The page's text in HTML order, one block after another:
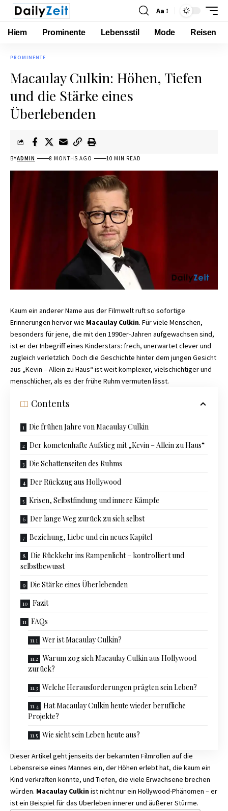
Aa
Hiem Prominente Lebensstil Mode Reisen
PROMINENTE
Macaulay Culkin: Höhen, Tiefen
und die Stärke eines
Überlebenden
BYADMIN 8 MONTHS AGO 10 MIN READ
Kaum ein anderer Name aus der Filmwelt ruft so sofortige
Erinnerungen hervor wie Macaulay Culkin. Für viele Menschen,
besonders für jene, die mit den 1990er-Jahren aufgewachsen sind,
ist er der Inbegriff eines Kinderstars: frech, unerwartet clever und
zugleich verletzlich. Doch die Geschichte hinter dem jungen Gesicht
aus „Kevin – Allein zu Haus“ ist weit komplexer, vielschichtiger und
menschlicher, als es der frühe Ruhm vermuten lässt.
Contents
Die frühen Jahre von Macaulay Culkin
Der kometenhafte Aufstieg mit „Kevin – Allein zu Haus“
Die Schattenseiten des Ruhms
Der Rückzug aus Hollywood
Krisen, Selbstfindung und innere Kämpfe
Der lange Weg zurück zu sich selbst
Beziehung, Liebe und ein neues Kapitel
Die Rückkehr ins Rampenlicht – kontrolliert und
selbstbewusst
Die Stärke eines Überlebenden
Fazit
FAQs
Wer ist Macaulay Culkin?
Warum zog sich Macaulay Culkin aus Hollywood
zurück?
Welche Herausforderungen prägten sein Leben?
Hat Macaulay Culkin heute wieder berufliche
Projekte?
Wie sieht sein Leben heute aus?
Dieser Artikel geht jenseits der bekannten Filmrollen auf die
Lebensreise eines Mannes ein, der Höhen erlebt hat, die kaum ein
Kind verkraften könnte, und Tiefen, die viele Erwachsene brechen
würden. Macaulay Culkinist nicht nur ein Hollywood-Phänomen – er
ist ein Beispiel für das Überleben innerer und äußerer Stürme.